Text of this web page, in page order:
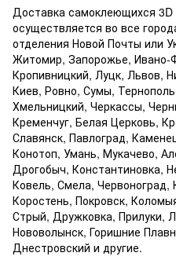
Доставка самоклеющихся 3D
осуществляется во все
отделения Новой Почты или
Житомир, Запорожье, Ивано-
Кропивницкий, Луцк, Львов,
Киев, Ровно, Сумы,
Хмельницкий, Черкассы,
Кременчуг, Белая Церковь,
Славянск, Павлоград,
Конотоп, Умань, Мукачево,
Дрогобыч, Константиновка,
Ковель, Смела, Червоноград,
Коростень, Покровск,
Стрый, Дружковка, Прилуки,
Нововолынск, Горишние
Днестровский и другие.